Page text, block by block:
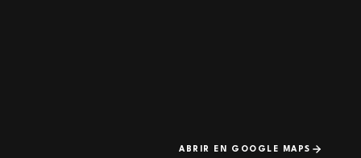
ABRIR EN GOOGLE MAPS